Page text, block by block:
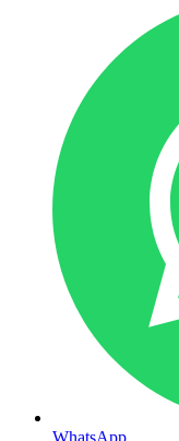
WhatsApp